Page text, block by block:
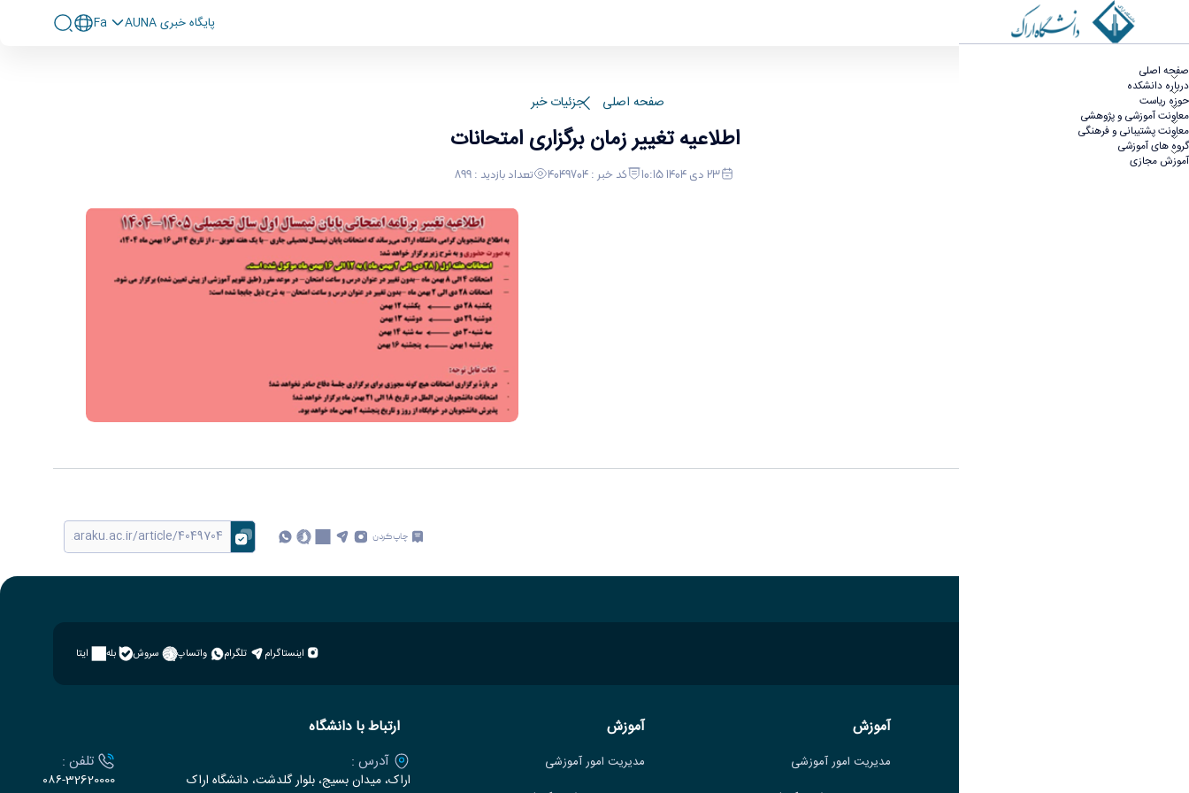
صفحه اصلی
درباره دانشکده
حوزه ریاست
معاونت آموزشی و پژوهشی
معاونت پشتیبانی و فرهنگی
گروه های آموزشی
آموزش مجازی
پايگاه خبری AUNA Fa
اطلاعیه تغییر زمان برگزاری امتحانات - دانشکده علوم پایه
صفحه اصلی جزئیات خبر
اطلاعیه تغییر زمان برگزاری امتحانات
23 دی 1404 10:15 کد خبر : 4049704 تعداد بازدید : 899
چاپ کردن
اینستاگرام تلگرام واتساپ سروش بله ایتا
آموزش
مدیریت امور آموزشی
آموزش
مدیریت امور آموزشی
ارتباط با دانشگاه
آدرس :
اراک، میدان بسیج، بلوار گلدشت، دانشگاه اراک
تلفن :
۰۸۶-32620000